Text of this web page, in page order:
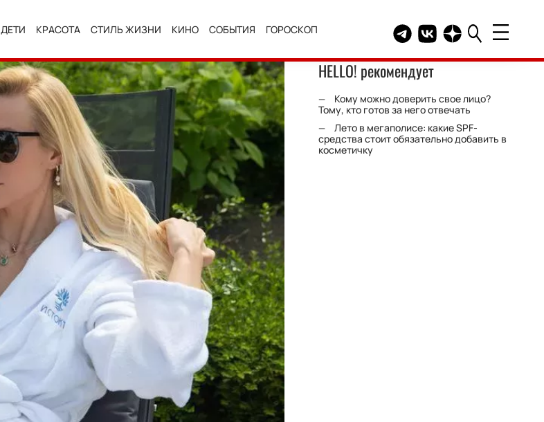
ДЕТИ КРАСОТА СТИЛЬ ЖИЗНИ КИНО СОБЫТИЯ ГОРОСКОП Telegram канал HELLO
Группа HELLO
Канал HELLO в
HELLO! рекомендует
Кому можно доверить свое лицо?
Тому, кто готов за него отвечать
Лето в мегаполисе: какие SPF-
средства стоит обязательно добавить в
косметичку